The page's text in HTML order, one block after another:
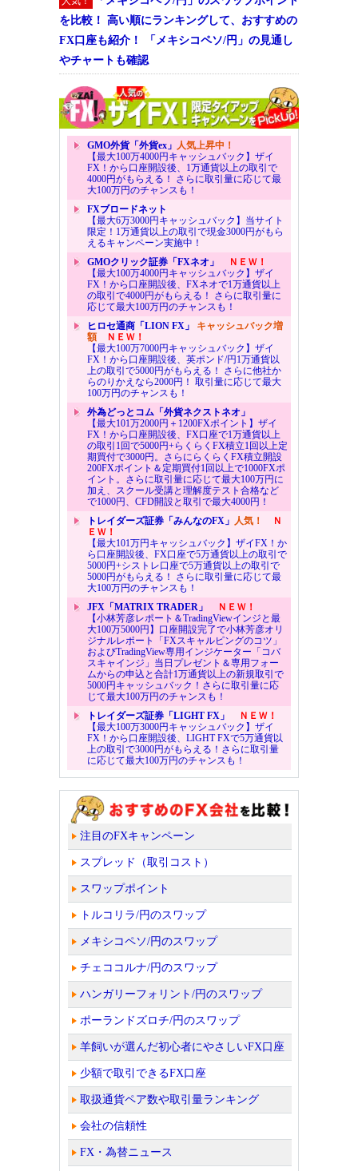
を比較！ 高い順にランキングして、おすすめの
FX口座も紹介！ 「メキシコペソ/円」の見通し
やチャートも確認
GMO外貨「外貨ex」 人気上昇中！
【最大100万4000円キャッシュバック】ザイ
FX！から口座開設後、1万通貨以上の取引で
4000円がもらえる！ さらに取引量に応じて最
大100万円のチャンスも！
FXブロードネット
【最大6万3000円キャッシュバック】当サイト
限定！1万通貨以上の取引で現金3000円がもら
えるキャンペーン実施中！
GMOクリック証券「FXネオ」
ＮＥＷ！
【最大100万4000円キャッシュバック】ザイ
FX！から口座開設後、FXネオで1万通貨以上
の取引で4000円がもらえる！ さらに取引量に
応じて最大100万円のチャンスも！
ヒロセ通商「LION FX」 キャッシュバック増
額ＮＥＷ！
【最大100万7000円キャッシュバック】ザイ
FX！から口座開設後、英ポンド/円1万通貨以
上の取引で5000円がもらえる！ さらに他社か
らのりかえなら2000円！ 取引量に応じて最大
100万円のチャンスも！
外為どっとコム「外貨ネクストネオ」
【最大101万2000円＋1200FXポイント】ザイ
FX！から口座開設後、FX口座で1万通貨以上
の取引1回で5000円+らくらくFX積立1回以上定
期買付で3000円。さらにらくらくFX積立開設
200FXポイント＆定期買付1回以上で1000FXポ
イント。さらに取引量に応じて最大100万円に
加え、スクール受講と理解度テスト合格など
で1000円、CFD開設と取引で最大4000円！
トレイダーズ証券「みんなのFX」 人気！
Ｎ
ＥＷ！
【最大101万円キャッシュバック】ザイFX！か
ら口座開設後、FX口座で5万通貨以上の取引で
5000円+シストレ口座で5万通貨以上の取引で
5000円がもらえる！ さらに取引量に応じて最
大100万円のチャンスも！
JFX「MATRIX TRADER」
ＮＥＷ！
【小林芳彦レポート＆TradingViewインジと最
大100万5000円】口座開設完了で小林芳彦オリ
ジナルレポート「FXスキャルピングのコツ」
およびTradingView専用インジケーター「コバ
スキャインジ」当日プレゼント＆専用フォー
ムからの申込と合計1万通貨以上の新規取引で
5000円キャッシュバック！さらに取引量に応
じて最大100万円のチャンスも！
トレイダーズ証券「LIGHT FX」
ＮＥＷ！
【最大100万3000円キャッシュバック】ザイ
FX！から口座開設後、LIGHT FXで5万通貨以
上の取引で3000円がもらえる！さらに取引量
に応じて最大100万円のチャンスも！
注目のFXキャンペーン
スプレッド（取引コスト）
スワップポイント
トルコリラ/円のスワップ
メキシコペソ/円のスワップ
チェココルナ/円のスワップ
ハンガリーフォリント/円のスワップ
ポーランドズロチ/円のスワップ
羊飼いが選んだ初心者にやさしいFX口座
少額で取引できるFX口座
取扱通貨ペア数や取引量ランキング
会社の信頼性
FX・為替ニュース